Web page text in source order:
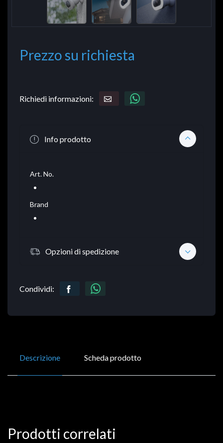
Prezzo su richiesta
Richiedi informazioni:
Info prodotto
Art. No.
Brand
Opzioni di spedizione
Condividi:
Descrizione Scheda prodotto
Prodotti correlati